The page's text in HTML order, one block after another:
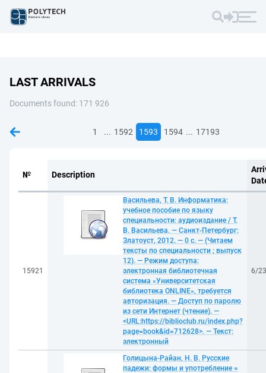
LAST ARRIVALS
Documents found: 171 926
1 ... 1592 1593 1594 ... 17193
№ Description
15921
Васильева, Т. В. Информатика:
учебное пособие по языку
специальности: аудиоиздание / Т.
В. Васильева. — Санкт-Петербург:
Златоуст, 2012. — 0 с. — (Читаем
тексты по специальности ; выпуск
12). — Режим доступа:
электронная библиотечная
система «Университетская
библиотека ONLINE», требуется
авторизация. — Доступ по паролю
из сети Интернет (чтение). —
<URL:https://biblioclub.ru/index.php?
page=book&id=712628>. — Текст:
электронный
6/
Голицына-Райан, Н. В. Русские
падежи: формы и употребление =